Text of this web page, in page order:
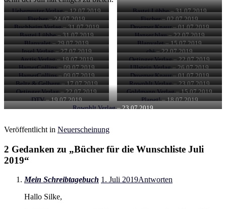
Ueberreuter Verlag– 12.07.2019 Bastei Lübbe– 31.07.2019
Fischer– 24.07.2019 Fischer– 02.07.2019
Buchheim Verlag– 31.07.2019 Droemer Knaur– 01.07.2019
Bastei Lübbe– 31.07.2019 Hanser blau– 22.07.2019
Blanvalet– 29.07.2019 Blanvalet– 15.07.2019
Insel Verlag– 27.07.2019 cbj– 22.07.2019
Arctis Verlag– 19.07.2019 Oetinger Verlag– 22.07.2019
HarperCollins– 09.07.2019 Ullstein Verlag– 26.07.2019
HarperCollins– 09.07.2019 Droemer Knaur– 01.07.2019
Beltz & Gelberg– 17.07.2019 Rowohlt Verlag– 23.07.2019
Oetinger Verlag– 22.07.2019 Goldmann Verlag– 15.07.2019
DTV– 19.07.2019 Planet!– 18.07.2019
Rowohlt Verlag– 23.07.2019
Veröffentlicht in Neuerscheinung
2 Gedanken zu „Bücher für die Wunschliste Juli
2019“
Mein Schreibtagebuch 1. Juli 2019Antworten
Hallo Silke,